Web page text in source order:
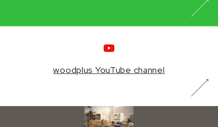
woodplus YouTube channel